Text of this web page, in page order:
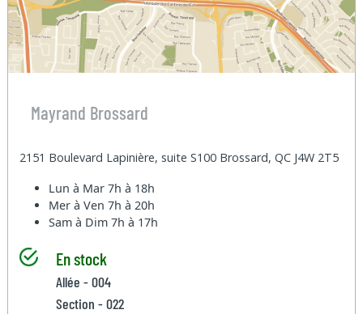
Mayrand Brossard
2151 Boulevard Lapinière, suite S100 Brossard, QC J4W 2T5
Lun à Mar7h à 18h
Mer à Ven7h à 20h
Sam à Dim7h à 17h
En stock
Allée - 004
Section - 022